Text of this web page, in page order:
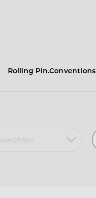
Rolling Pin.Conventions